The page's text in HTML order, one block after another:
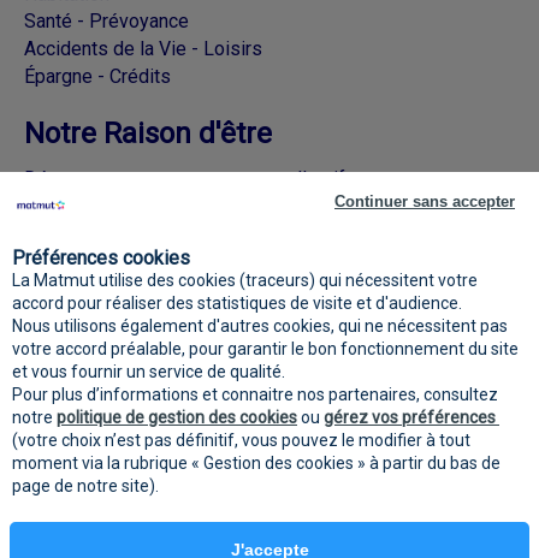
Santé - Prévoyance
Accidents de la Vie - Loisirs
Épargne - Crédits
Notre Raison d'être
Découvrez nos engagements collectifs
sociaux
Mentions
légales
Protection des données
personnelles
cookies
Préférences cookies
La Matmut utilise des cookies (traceurs) qui nécessitent votre
accord pour réaliser des statistiques de visite et d'audience.
Nous utilisons également d'autres cookies, qui ne nécessitent pas
votre accord préalable, pour garantir le bon fonctionnement du site
et vous fournir un service de qualité.
Pour plus d’informations et connaitre nos partenaires, consultez
notre politique de gestion des cookiesou gérez vos préférences
(votre choix n’est pas définitif, vous pouvez le modifier à tout
moment via la rubrique « Gestion des cookies » à partir du bas de
page de notre site).
Continuer sans accepter
J'accepte